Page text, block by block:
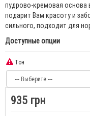
пудрово-кремовая основа
подарит Вам красоту и
сильного, подходит для
Доступные опции
Тон
935 грн